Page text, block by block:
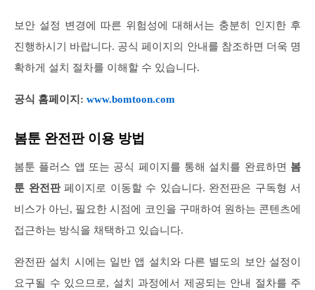
보안 설정 변경에 따른 위험성에 대해서는 충분히 인지한 후
진행하시기 바랍니다. 공식 페이지의 안내를 참조하면 더욱 명
확하게 설치 절차를 이해할 수 있습니다.
공식 홈페이지: www.bomtoon.com
봄툰 완전판 이용 방법
봄툰 플러스 앱 또는 공식 페이지를 통해 설치를 완료하면 봄
툰 완전판페이지로 이동할 수 있습니다. 완전판은 구독형 서
비스가 아닌, 필요한 시점에 코인을 구매하여 원하는 콘텐츠에
접근하는 방식을 채택하고 있습니다.
완전판 설치 시에는 일반 앱 설치와 다른 별도의 보안 설정이
요구될 수 있으므로, 설치 과정에서 제공되는 안내 절차를 주